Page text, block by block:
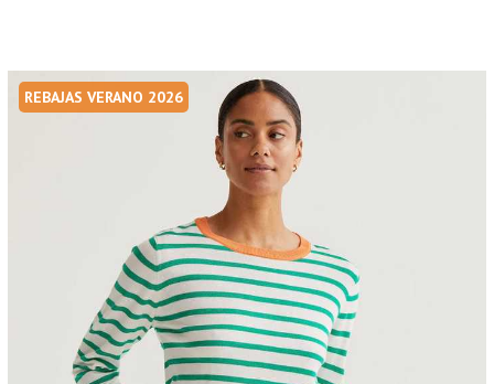
REBAJAS VERANO 2026